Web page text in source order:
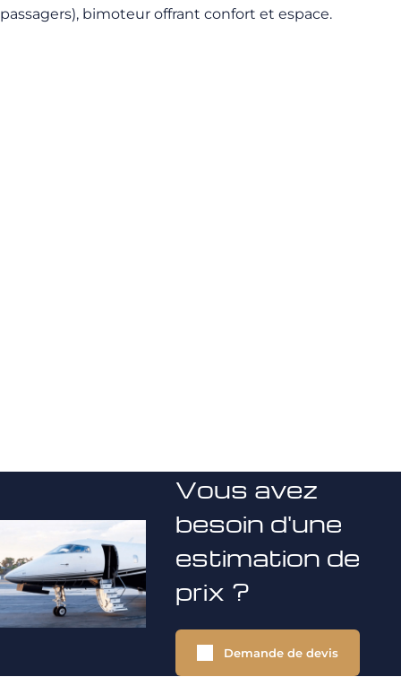
passagers), bimoteur offrant confort et espace.
Vous avez
besoin d'une
estimation de
prix ?
Demande de devis